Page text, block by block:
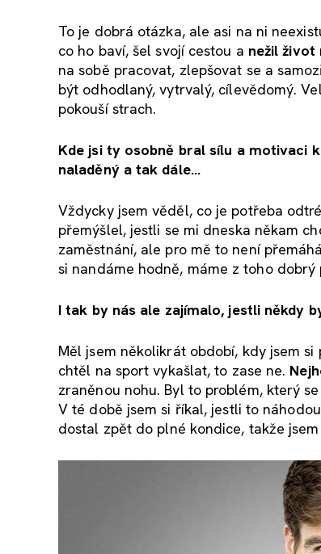
To je dobrá otázka, ale asi na ni
co ho baví, šel svojí cestou a nežil život
na sobě pracovat, zlepšovat se a
být odhodlaný, vytrvalý, cílevědomý.
pokouší strach.
Kde jsi ty osobně bral sílu a motivaci
naladěný a tak dále…
Vždycky jsem věděl, co je potřeba
přemýšlel, jestli se mi dneska někam
zaměstnání, ale pro mě to není
si nandáme hodně, máme z toho
I tak by nás ale zajímalo, jestli někdy
Měl jsem několikrát období, kdy jsem
chtěl na sport vykašlat, to zase ne.
zraněnou nohu. Byl to problém, který
V té době jsem si říkal, jestli to
dostal zpět do plné kondice, takže